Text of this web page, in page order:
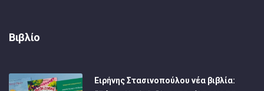
Βιβλίο
Ειρήνης Στασινοπούλου νέα βιβλία: